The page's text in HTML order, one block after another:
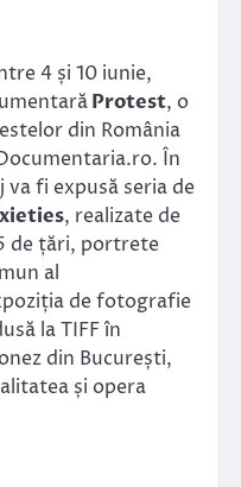
4 și 10 iunie,
Protest, o
din România
În
va fi expusă seria de
, realizate de
de țări, portrete
al
de fotografie
la TIFF în
din București,
și opera